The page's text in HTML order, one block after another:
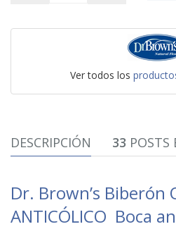
Ver todos los
DESCRIPCIÓN 33 POSTS
Dr. Brown’s Biberón
ANTICÓLICO Boca